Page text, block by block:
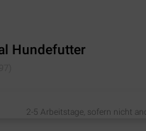
Hundefutter
2-5 Arbeitstage, sofern nicht